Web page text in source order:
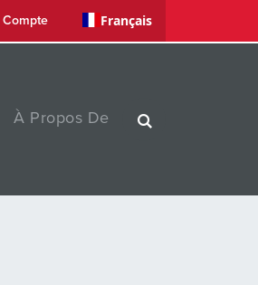
Compte Français
À Propos De